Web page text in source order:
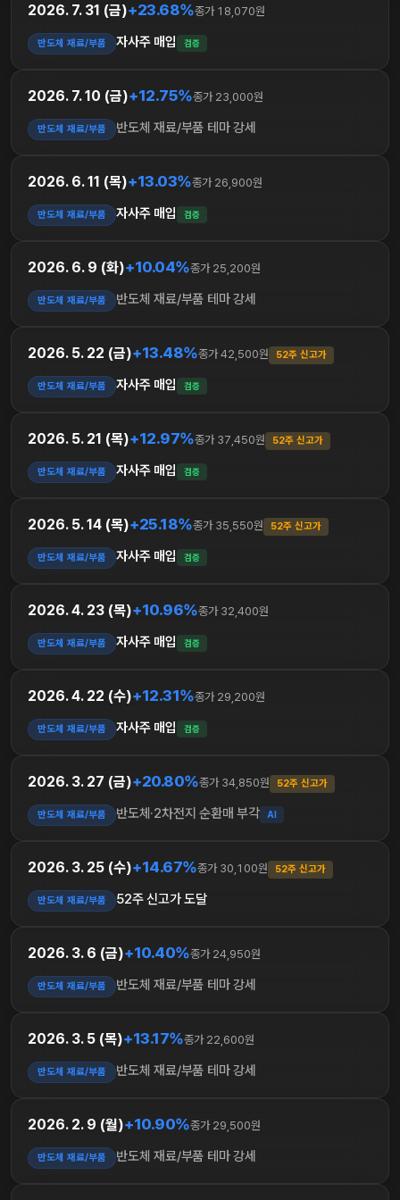
2026. 7. 31 (금)+23.68%종가 18,070원
반도체 재료/부품 자사주 매입 검증
2026. 7. 10 (금)+12.75%종가 23,000원
반도체 재료/부품 반도체 재료/부품 테마 강세
2026. 6. 11 (목)+13.03%종가 26,900원
반도체 재료/부품 자사주 매입 검증
2026. 6. 9 (화)+10.04%종가 25,200원
반도체 재료/부품 반도체 재료/부품 테마 강세
2026. 5. 22 (금)+13.48%종가 42,500원 52주 신고가
반도체 재료/부품 자사주 매입 검증
2026. 5. 21 (목)+12.97%종가 37,450원 52주 신고가
반도체 재료/부품 자사주 매입 검증
2026. 5. 14 (목)+25.18%종가 35,550원 52주 신고가
반도체 재료/부품 자사주 매입 검증
2026. 4. 23 (목)+10.96%종가 32,400원
반도체 재료/부품 자사주 매입 검증
2026. 4. 22 (수)+12.31%종가 29,200원
반도체 재료/부품 자사주 매입 검증
2026. 3. 27 (금)+20.80%종가 34,850원 52주 신고가
반도체 재료/부품 반도체·2차전지 순환매 부각 AI
2026. 3. 25 (수)+14.67%종가 30,100원 52주 신고가
반도체 재료/부품 52주 신고가 도달
2026. 3. 6 (금)+10.40%종가 24,950원
반도체 재료/부품 반도체 재료/부품 테마 강세
2026. 3. 5 (목)+13.17%종가 22,600원
반도체 재료/부품 반도체 재료/부품 테마 강세
2026. 2. 9 (월)+10.90%종가 29,500원
반도체 재료/부품 반도체 재료/부품 테마 강세